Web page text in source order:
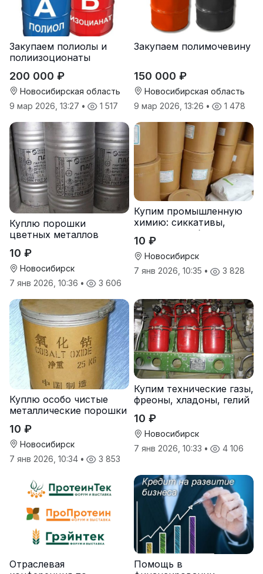
Закупаем полиолы и
полиизоционаты
200 000 ₽
Новосибирская область
9 мар 2026, 13:27 • 1 517
Закупаем полимочевину
150 000 ₽
Новосибирская область
9 мар 2026, 13:26 • 1 478
Куплю порошки
цветных металлов
10 ₽
Новосибирск
7 янв 2026, 10:36 • 3 606
Купим промышленную
химию: сиккативы,
октоаты, стабилизаторы
10 ₽
Новосибирск
7 янв 2026, 10:35 • 3 828
Куплю особо чистые
металлические порошки
10 ₽
Новосибирск
7 янв 2026, 10:34 • 3 853
Купим технические газы,
фреоны, хладоны, гелий
10 ₽
Новосибирск
7 янв 2026, 10:33 • 4 106
Отраслевая
Помощь в